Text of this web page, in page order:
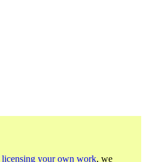
licensing your own work, we